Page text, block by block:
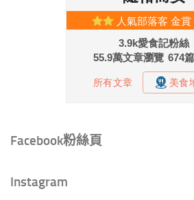
Facebook粉絲頁
Instagram